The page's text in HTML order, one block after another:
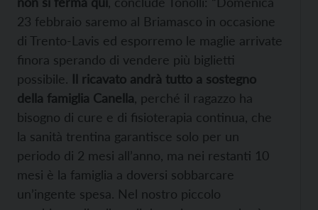
23 febbraio saremo al Briamasco in occasione
di Trento-Lavis ed esporremo le maglie arrivate
finora sperando di vendere più biglietti
possibile. Il ricavato andrà tutto a sostegno
della famiglia Canella, perché il ragazzo ha
bisogno di cure e di fisioterapia continua, che
la sanità trentina garantisce solo per un
periodo di 2 mesi all’anno, ma nei restanti 10
mesi è la famiglia a doversi sobbarcare
un’ingente spesa. Nel nostro piccolo